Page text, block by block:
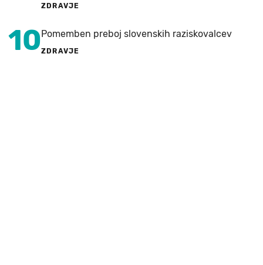
ZDRAVJE
10Pomemben preboj slovenskih raziskovalcev
ZDRAVJE